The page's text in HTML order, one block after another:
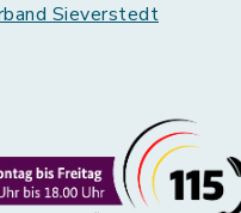
Sieverstedt